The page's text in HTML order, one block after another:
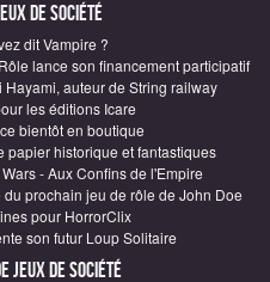
de société
dit Vampire ?
lance son financement participatif
auteur de String railway
les éditions Icare
bientôt en boutique
papier historique et fantastiques
- Aux Confins de l'Empire
prochain jeu de rôle de John Doe
pour HorrorClix
son futur Loup Solitaire
Jeux de société